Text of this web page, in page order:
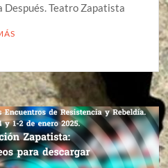
Después. Teatro Zapatista